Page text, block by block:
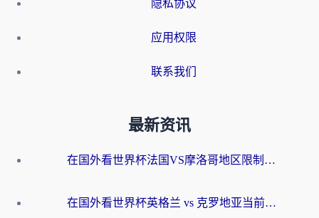
隐私协议
应用权限
联系我们
最新资讯
在国外看世界杯法国VS摩洛哥地区限制？这篇指南让你流畅看中文解说无压力
在国外看世界杯英格兰 vs 克罗地亚当前地区不可播放？这篇指南帮你搞定所有海外观赛难题